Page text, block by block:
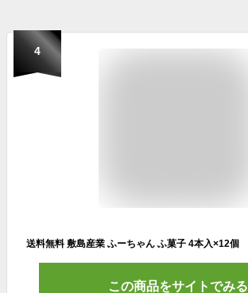
4
送料無料 敷島産業 ふーちゃん ふ菓子 4本入×12個
この商品をサイトでみる